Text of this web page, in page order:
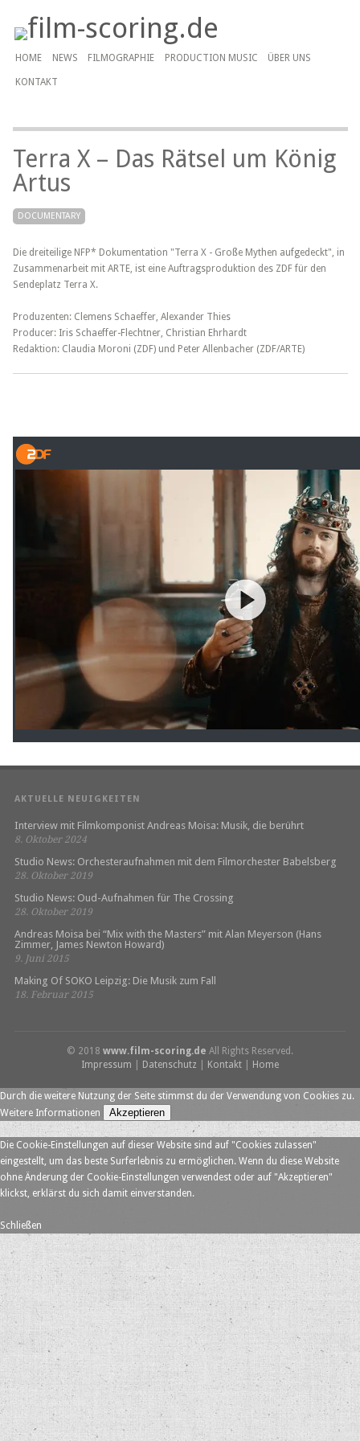
HOME NEWS FILMOGRAPHIE PRODUCTION MUSIC ÜBER UNS
KONTAKT
Terra X – Das Rätsel um König
Artus
DOCUMENTARY
Die dreiteilige NFP* Dokumentation "Terra X - Große Mythen aufgedeckt", in
Zusammenarbeit mit ARTE, ist eine Auftragsproduktion des ZDF für den
Sendeplatz Terra X.
Produzenten: Clemens Schaeffer, Alexander Thies
Producer: Iris Schaeffer-Flechtner, Christian Ehrhardt
Redaktion: Claudia Moroni (ZDF) und Peter Allenbacher (ZDF/ARTE)
AKTUELLE NEUIGKEITEN
Interview mit Filmkomponist Andreas Moisa: Musik, die berührt
8. Oktober 2024
Studio News: Orchesteraufnahmen mit dem Filmorchester Babelsberg
28. Oktober 2019
Studio News: Oud-Aufnahmen für The Crossing
28. Oktober 2019
Andreas Moisa bei “Mix with the Masters” mit Alan Meyerson (Hans
Zimmer, James Newton Howard)
9. Juni 2015
Making Of SOKO Leipzig: Die Musik zum Fall
18. Februar 2015
© 2018 www.film-scoring.de All Rights Reserved.
Impressum
Datenschutz Kontakt Home
Durch die weitere Nutzung der Seite stimmst du der Verwendung von Cookies zu.
Weitere Informationen
Akzeptieren
Die Cookie-Einstellungen auf dieser Website sind auf "Cookies zulassen"
eingestellt, um das beste Surferlebnis zu ermöglichen. Wenn du diese Website
ohne Änderung der Cookie-Einstellungen verwendest oder auf "Akzeptieren"
klickst, erklärst du sich damit einverstanden.
Schließen